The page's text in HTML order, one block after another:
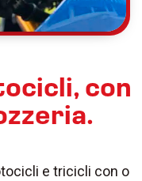
con
e tricicli con o